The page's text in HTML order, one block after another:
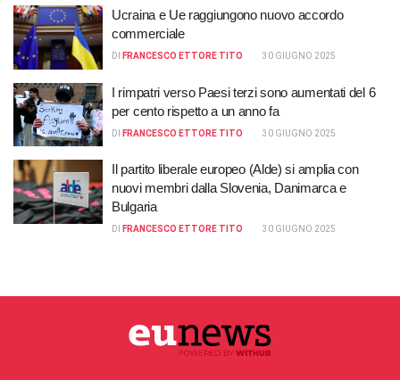
Ucraina e Ue raggiungono nuovo accordo
commerciale
DI FRANCESCO ETTORE TITO 30 GIUGNO 2025
I rimpatri verso Paesi terzi sono aumentati del 6
per cento rispetto a un anno fa
DI FRANCESCO ETTORE TITO 30 GIUGNO 2025
Il partito liberale europeo (Alde) si amplia con
nuovi membri dalla Slovenia, Danimarca e
Bulgaria
DI FRANCESCO ETTORE TITO 30 GIUGNO 2025